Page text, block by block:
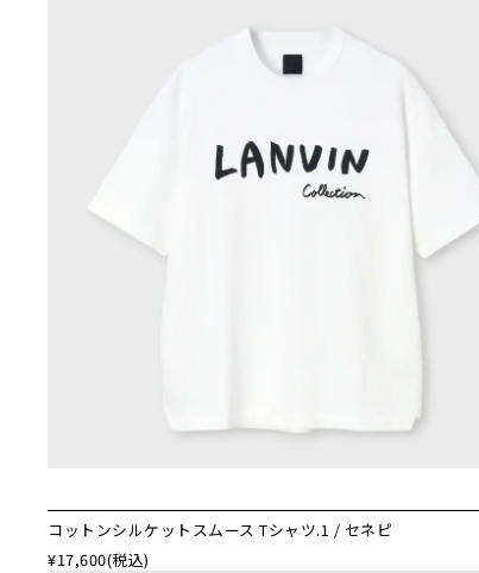
コットンシルケットスムース Tシャツ.1 / セネピ
¥17,600(税込)